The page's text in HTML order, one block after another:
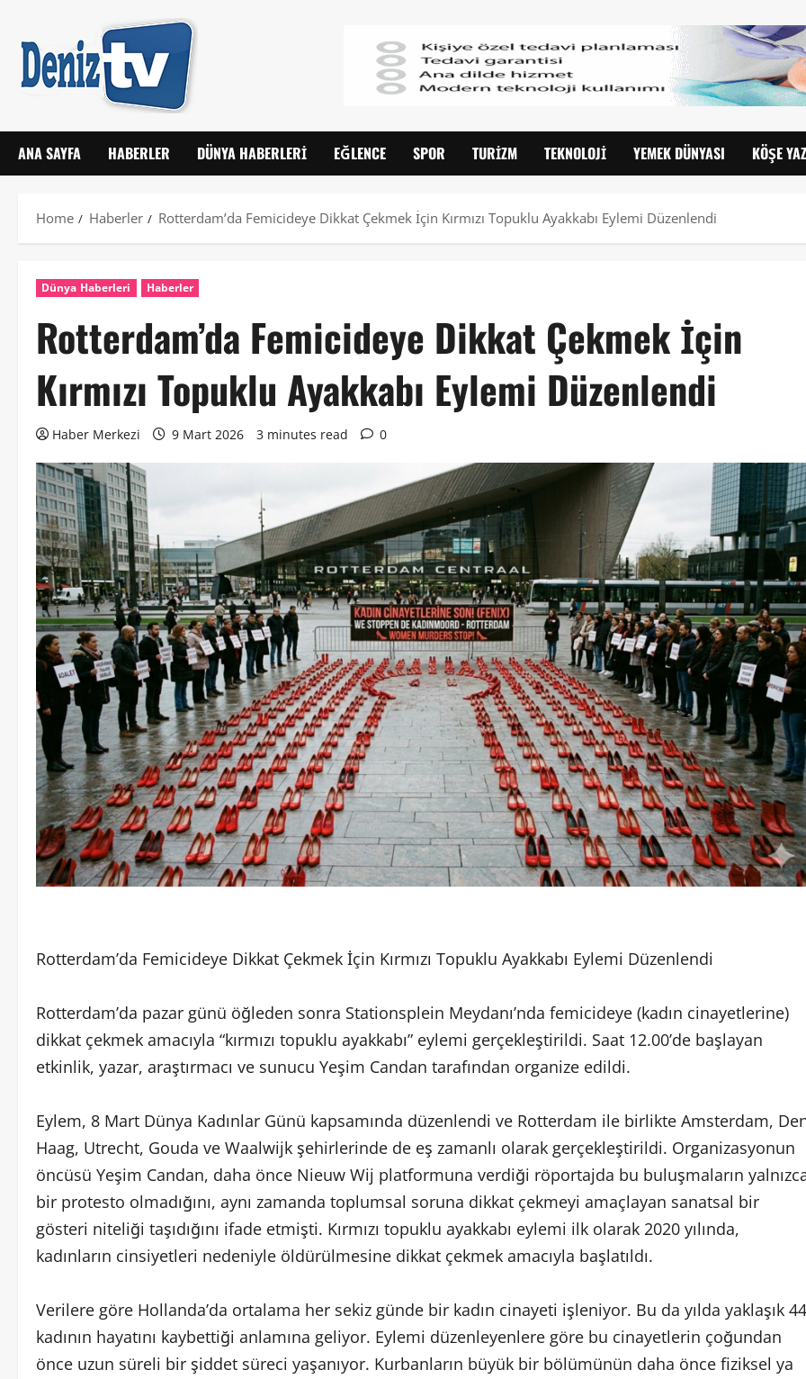
ANA SAYFA HABERLER DÜNYA HABERLERI EĞLENCE SPOR TURIZM TEKNOLOJI YEMEK DÜNYASI KÖŞE
Home Haberler Rotterdam’da Femicideye Dikkat Çekmek İçin Kırmızı Topuklu Ayakkabı Eylemi Düzenlendi
Dünya Haberleri Haberler
Rotterdam’da Femicideye Dikkat Çekmek İçin
Kırmızı Topuklu Ayakkabı Eylemi Düzenlendi
Haber Merkezi 9 Mart 2026 3 minutes read 0
Rotterdam’da Femicideye Dikkat Çekmek İçin Kırmızı Topuklu Ayakkabı Eylemi Düzenlendi
Rotterdam’da pazar günü öğleden sonra Stationsplein Meydanı’nda femicideye (kadın cinayetlerine)
dikkat çekmek amacıyla “kırmızı topuklu ayakkabı” eylemi gerçekleştirildi. Saat 12.00’de başlayan
etkinlik, yazar, araştırmacı ve sunucu Yeşim Candan tarafından organize edildi.
Eylem, 8 Mart Dünya Kadınlar Günü kapsamında düzenlendi ve Rotterdam ile birlikte Amsterdam,
Haag, Utrecht, Gouda ve Waalwijk şehirlerinde de eş zamanlı olarak gerçekleştirildi. Organizasyonun
öncüsü Yeşim Candan, daha önce Nieuw Wij platformuna verdiği röportajda bu buluşmaların
bir protesto olmadığını, aynı zamanda toplumsal soruna dikkat çekmeyi amaçlayan sanatsal bir
gösteri niteliği taşıdığını ifade etmişti. Kırmızı topuklu ayakkabı eylemi ilk olarak 2020 yılında,
kadınların cinsiyetleri nedeniyle öldürülmesine dikkat çekmek amacıyla başlatıldı.
Verilere göre Hollanda’da ortalama her sekiz günde bir kadın cinayeti işleniyor. Bu da yılda yaklaşık 44
kadının hayatını kaybettiği anlamına geliyor. Eylemi düzenleyenlere göre bu cinayetlerin çoğundan
önce uzun süreli bir şiddet süreci yaşanıyor. Kurbanların büyük bir bölümünün daha önce fiziksel ya